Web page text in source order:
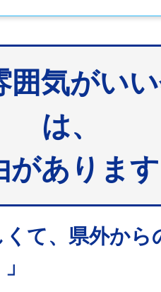
囲気がい
は、
がありま
くて、県外か